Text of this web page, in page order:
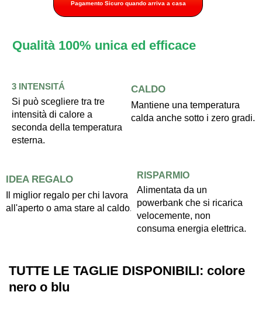
Pagamento Sicuro quando arriva a casa
Qualità 100% unica ed efficace
3 INTENSITÁ
Si può scegliere tra tre
intensità di calore a
seconda della temperatura
esterna.
CALDO
Mantiene una temperatura
calda anche sotto i zero gradi.
IDEA REGALO
Il miglior regalo per chi lavora
all'aperto o ama stare al caldo.
RISPARMIO
Alimentata da un
powerbank che si ricarica
velocemente, non
consuma energia elettrica.
TUTTE LE TAGLIE DISPONIBILI: colore
nero o blu